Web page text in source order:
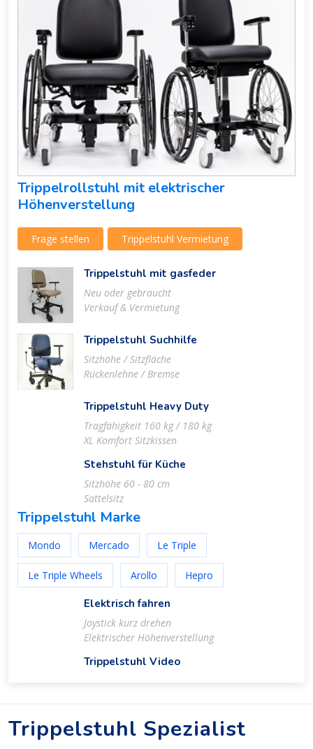
Trippelrollstuhl mit elektrischer
Höhenverstellung
Frage stellen Trippelstuhl Vermietung
Trippelstuhl mit gasfeder
Neu oder gebraucht
Verkauf & Vermietung
Trippelstuhl Suchhilfe
Sitzhöhe / Sitzfläche
Rückenlehne / Bremse
Trippelstuhl Heavy Duty
Tragfähigkeit 160 kg / 180 kg
XL Komfort Sitzkissen
Stehstuhl für Küche
Sitzhöhe 60 - 80 cm
Sattelsitz
Trippelstuhl Marke
Mondo Mercado Le Triple
Le Triple Wheels Arollo Hepro
Elektrisch fahren
Joystick kurz drehen
Elektrischer Höhenverstellung
Trippelstuhl Video
Trippelstuhl Spezialist